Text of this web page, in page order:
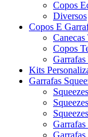
Copos
Diversos
Copos E
Canecas
Copos
Garrafas
Kits
Garrafas
Garrafas